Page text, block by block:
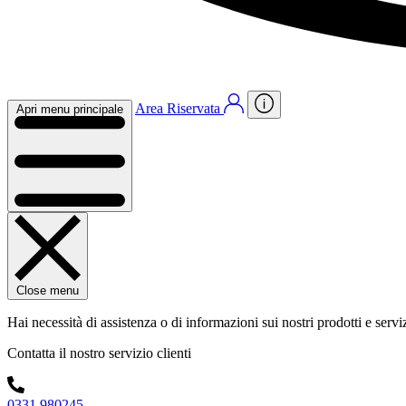
Apri menu principale Area Riservata
Close menu
Hai necessità di assistenza o di informazioni sui nostri prodotti e
Contatta il nostro servizio clienti